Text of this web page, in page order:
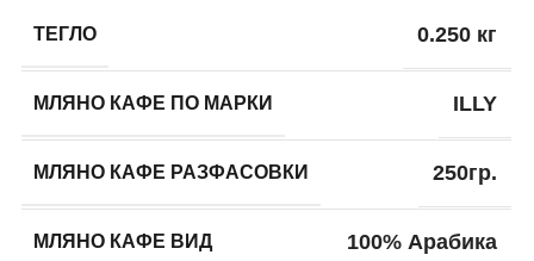
ТЕГЛО 0.250 кг
МЛЯНО КАФЕ ПО МАРКИ ILLY
МЛЯНО КАФЕ РАЗФАСОВКИ 250гр.
МЛЯНО КАФЕ ВИД 100% Арабика